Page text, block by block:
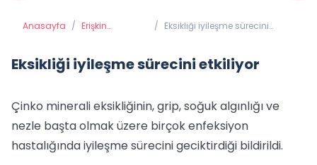
Anasayfa / Erişkin
/ Eksikliği iyileşme sürecini
Eksikliği iyileşme sürecini etkiliyor
Çinko minerali eksikliğinin, grip, soğuk algınlığı ve
nezle başta olmak üzere birçok enfeksiyon
hastalığında iyileşme sürecini geciktirdiği bildirildi.